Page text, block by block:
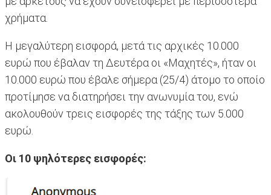
χρήματα.
Η μεγαλύτερη εισφορά, μετά τις αρχικές 10.000
ευρώ που έβαλαν τη Δευτέρα οι «Μαχητές», ήταν οι
10.000 ευρώ που έβαλε σήμερα (25/4) άτομο το οποίο
προτίμησε να διατηρήσει την ανωνυμία του, ενώ
ακολουθούν τρεις εισφορές της τάξης των 5.000
ευρώ.
Οι 10 ψηλότερες εισφορές: